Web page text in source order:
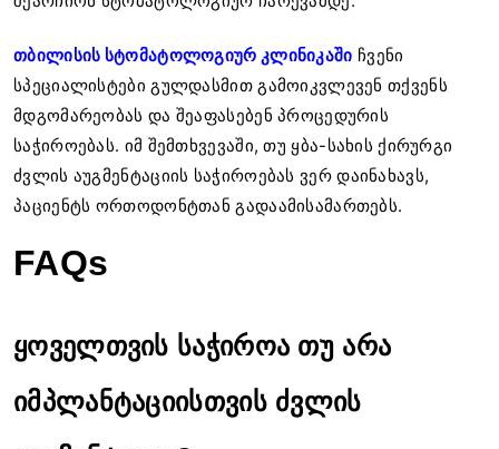
თბილისის სტომატოლოგიურ კლინიკაში ჩვენი
სპეციალისტები გულდასმით გამოიკვლევენ თქვენს
მდგომარეობას და შეაფასებენ პროცედურის
საჭიროებას. იმ შემთხვევაში, თუ ყბა-სახის ქირურგი
ძვლის აუგმენტაციის საჭიროებას ვერ დაინახავს,
პაციენტს ორთოდონტთან გადაამისამართებს.
FAQs
ყოველთვის საჭიროა თუ არა
იმპლანტაციისთვის ძვლის